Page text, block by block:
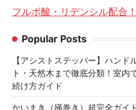
フルボ酸・リデンシル配合
Popular Posts
【アシストステッパー】ハン
ト・天然木まで徹底分類！室内
続け方ガイド
かいまき（掻巻き）超完全ガイ